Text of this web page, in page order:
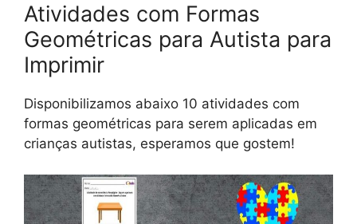
Atividades com Formas
Geométricas para Autista para
Imprimir
Disponibilizamos abaixo 10 atividades com
formas geométricas para serem aplicadas em
crianças autistas, esperamos que gostem!